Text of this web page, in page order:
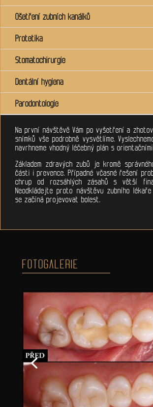
Ošetření zubních kanálků
Protetika
Stomatochirurgie
Dentální hygiena
Parodontologie
Na první návštěvě Vám po vyšetření a
snímků vše podrobně vysvětlíme.
navrhneme vhodný léčebný plán s
Základem zdravých zubů je kromě
části i prevence. Případné včasné řešení
chrup od rozsáhlých zásahů s větší
Neodkládejte proto návštěvu zubního
se začíná projevovat bolest.
FOTOGALERIE